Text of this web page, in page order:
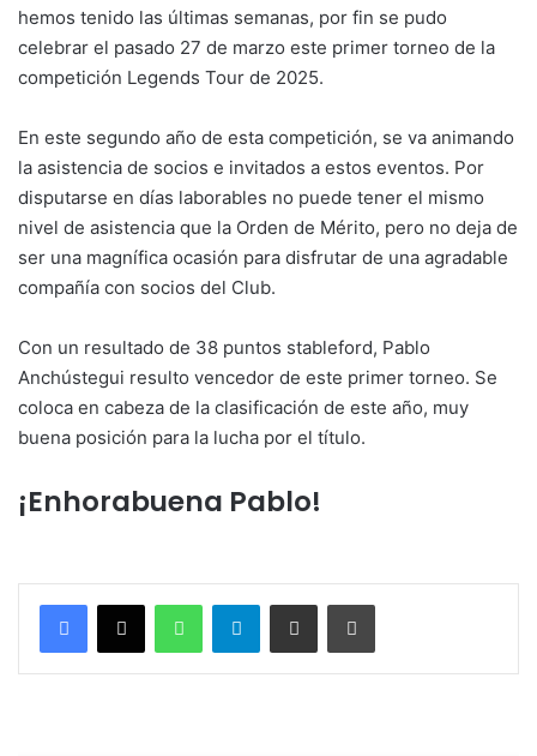
hemos tenido las últimas semanas, por fin se pudo
celebrar el pasado 27 de marzo este primer torneo de la
competición Legends Tour de 2025.
En este segundo año de esta competición, se va animando
la asistencia de socios e invitados a estos eventos. Por
disputarse en días laborables no puede tener el mismo
nivel de asistencia que la Orden de Mérito, pero no deja de
ser una magnífica ocasión para disfrutar de una agradable
compañía con socios del Club.
Con un resultado de 38 puntos stableford, Pablo
Anchústegui resulto vencedor de este primer torneo. Se
coloca en cabeza de la clasificación de este año, muy
buena posición para la lucha por el título.
¡Enhorabuena Pablo!
WhatsAppTelegramCompartir por correo electrónicoImprimir